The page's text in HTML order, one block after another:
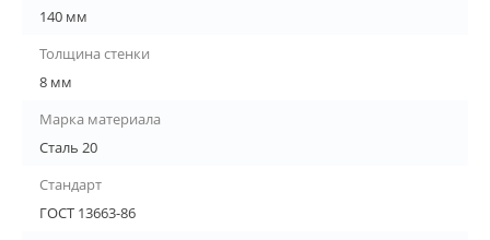
140 мм
Толщина стенки
8 мм
Марка материала
Сталь 20
Стандарт
ГОСТ 13663-86